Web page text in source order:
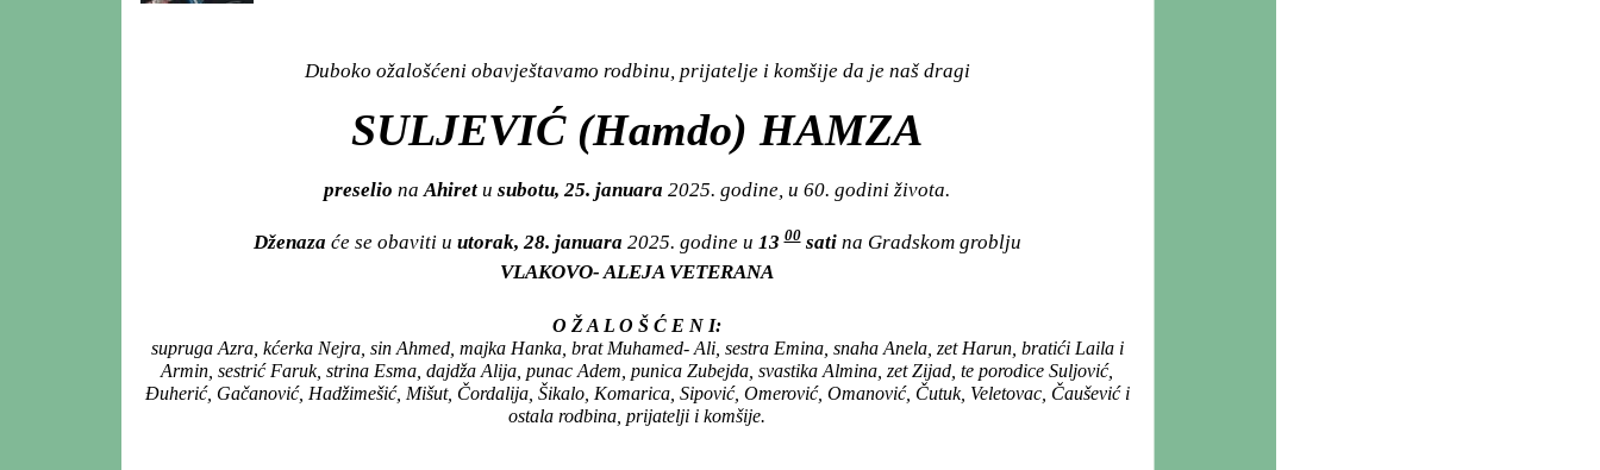
Duboko ožalošćeni obavještavamo rodbinu, prijatelje i komšije da je naš dragi
SULJEVIĆ (Hamdo) HAMZA
preselio naAhiret u subotu, 25. januara 2025. godine, u 60. godini života.
Dženaza će se obaviti u utorak, 28. januara 2025. godine u 1300satina Gradskom groblju
VLAKOVO- ALEJA VETERANA
O Ž A L O Š Ć E N I:
supruga Azra, kćerka Nejra, sin Ahmed, majka Hanka, brat Muhamed- Ali, sestra Emina, snaha Anela, zet Harun, bratići Laila i
Armin, sestrić Faruk, strina Esma, dajdža Alija, punac Adem, punica Zubejda, svastika Almina, zet Zijad, te porodice Suljović,
Đuherić, Gačanović, Hadžimešić, Mišut, Čordalija, Šikalo, Komarica, Sipović, Omerović, Omanović, Čutuk, Veletovac, Čaušević i
ostala rodbina, prijatelji i komšije.